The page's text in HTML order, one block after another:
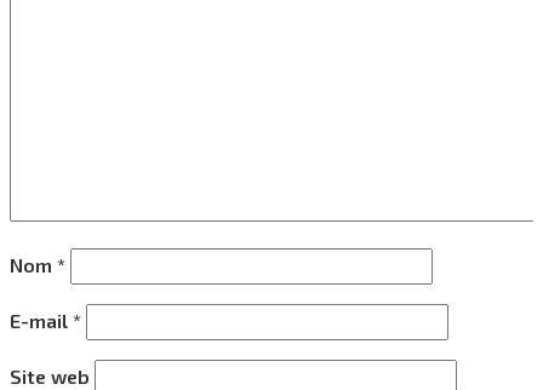
Nom *
E-mail *
Site web